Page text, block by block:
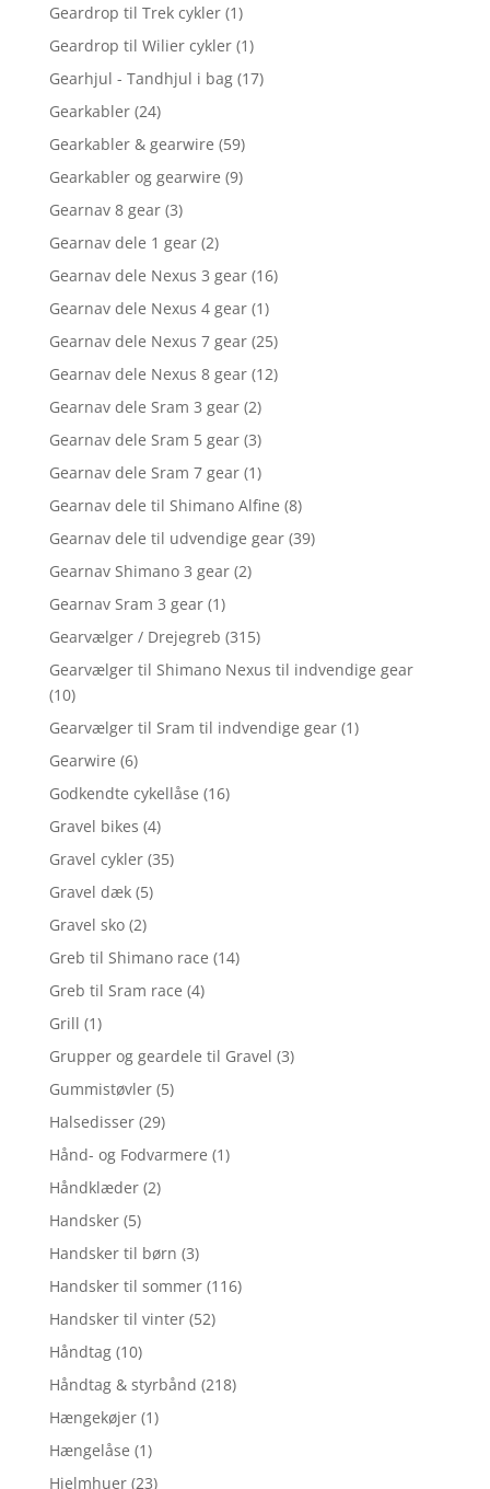
Geardrop til Trek cykler (1)
Geardrop til Wilier cykler (1)
Gearhjul - Tandhjul i bag (17)
Gearkabler (24)
Gearkabler & gearwire (59)
Gearkabler og gearwire (9)
Gearnav 8 gear (3)
Gearnav dele 1 gear (2)
Gearnav dele Nexus 3 gear (16)
Gearnav dele Nexus 4 gear (1)
Gearnav dele Nexus 7 gear (25)
Gearnav dele Nexus 8 gear (12)
Gearnav dele Sram 3 gear (2)
Gearnav dele Sram 5 gear (3)
Gearnav dele Sram 7 gear (1)
Gearnav dele til Shimano Alfine (8)
Gearnav dele til udvendige gear (39)
Gearnav Shimano 3 gear (2)
Gearnav Sram 3 gear (1)
Gearvælger / Drejegreb (315)
Gearvælger til Shimano Nexus til indvendige gear
(10)
Gearvælger til Sram til indvendige gear (1)
Gearwire (6)
Godkendte cykellåse (16)
Gravel bikes (4)
Gravel cykler (35)
Gravel dæk (5)
Gravel sko (2)
Greb til Shimano race (14)
Greb til Sram race (4)
Grill (1)
Grupper og geardele til Gravel (3)
Gummistøvler (5)
Halsedisser (29)
Hånd- og Fodvarmere (1)
Håndklæder (2)
Handsker (5)
Handsker til børn (3)
Handsker til sommer (116)
Handsker til vinter (52)
Håndtag (10)
Håndtag & styrbånd (218)
Hængekøjer (1)
Hængelåse (1)
Hjelmhuer (23)